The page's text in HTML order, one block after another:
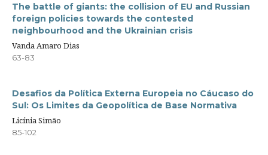
The battle of giants: the collision of EU and Russian
foreign policies towards the contested
neighbourhood and the Ukrainian crisis
Vanda Amaro Dias
63-83
Desafios da Política Externa Europeia no Cáucaso do
Sul: Os Limites da Geopolítica de Base Normativa
Licínia Simão
85-102